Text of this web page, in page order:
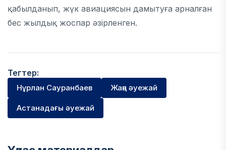
қабылданып, жүк авиациясын дамытуға арналған
бес жылдық жоспар әзірленген.
Тегтер:
Нұрлан Сауранбаев Жаңа әуежай
Астанадағы әуежай